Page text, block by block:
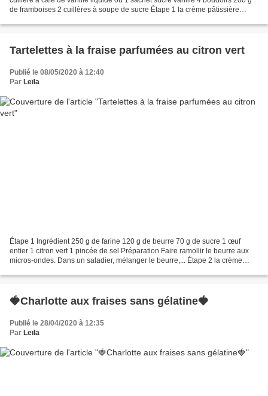
de framboises 2 cuillères à soupe de sucre Étape 1 la crème pâtissière
Tartelettes à la fraise parfumées au citron vert
Publié le 08/05/2020 à 12:40
Par Leïla
Étape 1 Ingrédient 250 g de farine 120 g de beurre 70 g de sucre 1 œuf
entier 1 citron vert 1 pincée de sel Préparation Faire ramollir le beurre aux
micros-ondes. Dans un saladier, mélanger le beurre,... Étape 2 la crème
🍓Charlotte aux fraises sans gélatine🍓
Publié le 28/04/2020 à 12:35
Par Leïla